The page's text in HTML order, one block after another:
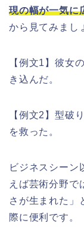
現の幅が一気に
から見てみまし
【例文1】彼女
き込んだ。
【例文2】型破
を救った。
ビジネスシーン
えば芸術分野で
さが生まれた」
際に便利です。